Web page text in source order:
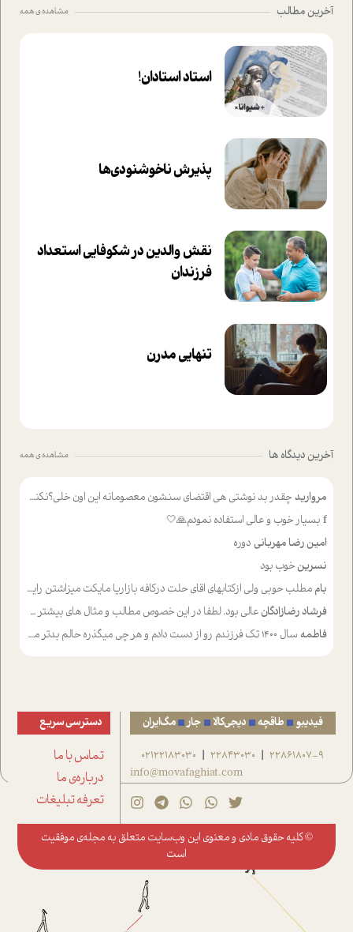
آخرین مطالب مشاهده ی همه
استاد استادان!
پذیرش ناخوشنودی‌ها
نقش والدین در شکوفا‌یی ا‌ستعداد
فرزندان‌
تنهایی مدرن
آخرین دیدگاه ها مشاهده ی همه
مروارید چقدر بد نوشتی هی اقتضای سنشون معصومانه این اون خلی؟نکنه تا چهل سالگی پوشکت میکردن و شیر میخوردی که به اینا میگی کودک
f بسیار خوب و عالی استفاده نمودم🙏🤍
امین رضا مهربانی دوره
نسرینخوب بود
بام مطلب حوبی ولی ازکتابهای اقای حلت درکافه بازاریا مایکت میزاشتن رایگان خوب بود ولی هرکدام خلاصه شده ش تومجله از طریق سایت هم خوبه اینکه درزیر اخرصفحه گذاشته شده خب ادم خبره میره نصب میکنه میخونه ولی هرکسی گوشیش ظرفیتش نداره باتشکر
فرشاد رضازادگان عالی بود. لطفا در این خصوص مطالب و مثال های بیشتر ی ارایه دهید
فاطمه سال ۱۴۰۰ تک فرزندم رو از دست دادم و هر چی میگذره حالم بدتر میشه و دلتنگتر تنایی رو ترجیح دادم و معاشرت برام سخت شده
فیدیبو طاقچه دیجی‌کالا جار مگ‌ایران
22861807-9
|
22843030
|
02122183030
info@movafaghiat.com
دسترسی سریع
تماس با ما
درباره‌ی ما
تعرفه تبلیغات
© کلیه حقوق مادی و معنوی این وب‌سایت متعلق به مجله‌ی موفقیت
است